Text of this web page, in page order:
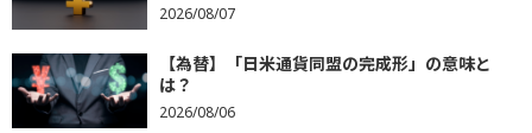
2026/08/07
【為替】「日米通貨同盟の完成形」の意味と
は？
2026/08/06